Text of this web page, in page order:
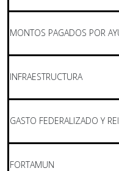
MONTOS PAGADOS POR
INFRAESTRUCTURA
GASTO FEDERALIZADO Y
FORTAMUN